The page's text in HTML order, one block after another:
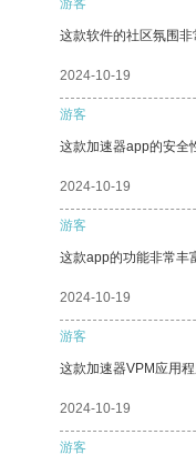
游客
这款软件的社区氛围非
2024-10-19
游客
这款加速器app的安全
2024-10-19
游客
这款app的功能非常丰
2024-10-19
游客
这款加速器VPM应用
2024-10-19
游客